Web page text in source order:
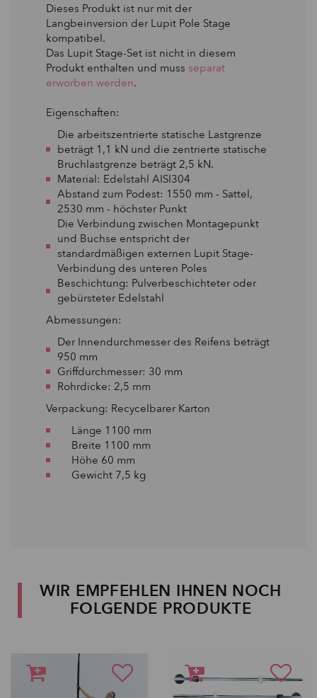
Dieses Produkt ist nur mit der
Langbeinversion der Lupit Pole Stage
kompatibel.
Das Lupit Stage-Set ist nicht in diesem
Produkt enthalten und muss separat
erworben werden.
Eigenschaften:
Die arbeitszentrierte statische Lastgrenze
beträgt 1,1 kN und die zentrierte statische
Bruchlastgrenze beträgt 2,5 kN.
Material: Edelstahl AISI304
Abstand zum Podest: 1550 mm - Sattel,
2530 mm - höchster Punkt
Die Verbindung zwischen Montagepunkt
und Buchse entspricht der
standardmäßigen externen Lupit Stage-
Verbindung des unteren Poles
Beschichtung: Pulverbeschichteter oder
gebürsteter Edelstahl
Abmessungen:
Der Innendurchmesser des Reifens beträgt
950 mm
Griffdurchmesser: 30 mm
Rohrdicke: 2,5 mm
Verpackung: Recycelbarer Karton
Länge 1100 mm
Breite 1100 mm
Höhe 60 mm
Gewicht 7,5 kg
WIR EMPFEHLEN IHNEN NOCH
FOLGENDE PRODUKTE